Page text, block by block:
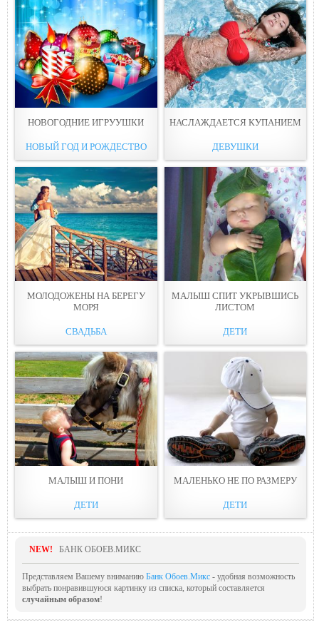
НОВОГОДНИЕ ИГРУУШКИ
НОВЫЙ ГОД И РОЖДЕСТВО
НАСЛАЖДАЕТСЯ КУПАНИЕМ
ДЕВУШКИ
МОЛОДОЖЕНЫ НА БЕРЕГУ
МОРЯ
СВАДЬБА
МАЛЫШ СПИТ УКРЫВШИСЬ
ЛИСТОМ
ДЕТИ
МАЛЫШ И ПОНИ
ДЕТИ
МАЛЕНЬКО НЕ ПО РАЗМЕРУ
ДЕТИ
NEW! БАНК ОБОЕВ.МИКС
Представляем Вашему вниманию Банк Обоев.Микс - удобная возможность
выбрать понравившуюся картинку из списка, который составляется
случайным образом!